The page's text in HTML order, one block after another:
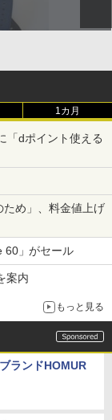
1カ月
「dポイント使える
ため」、料金値上げ
60」がセール
案内
もっと見る
ランドHOMUR